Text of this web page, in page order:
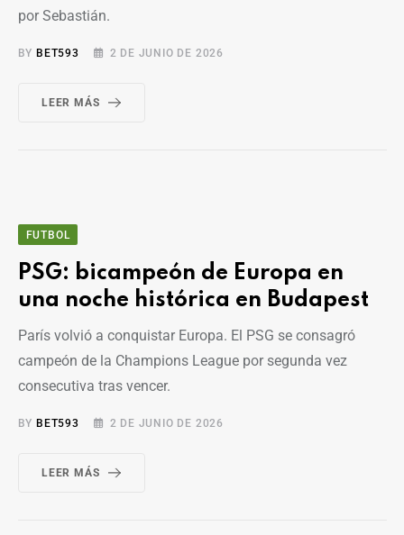
por Sebastián.
BY BET593 2 DE JUNIO DE 2026
LEER MÁS
FUTBOL
PSG: bicampeón de Europa en
una noche histórica en Budapest
París volvió a conquistar Europa. El PSG se consagró
campeón de la Champions League por segunda vez
consecutiva tras vencer.
BY BET593 2 DE JUNIO DE 2026
LEER MÁS